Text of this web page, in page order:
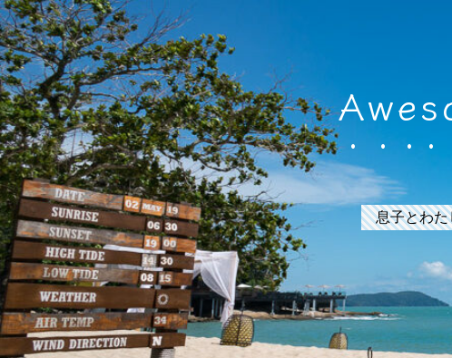
息子とわ